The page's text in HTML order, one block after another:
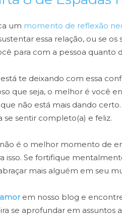
um momento de reflexão
essa relação, ou se
para com a pessoa quanto
te deixando com essa
que seja, o melhor é você
não está mais dando
se sentir completo(a) e feliz.
não é o melhor momento de
isso. Se fortifique
mais alguém em seu
em nosso blog e
se aprofundar em assuntos